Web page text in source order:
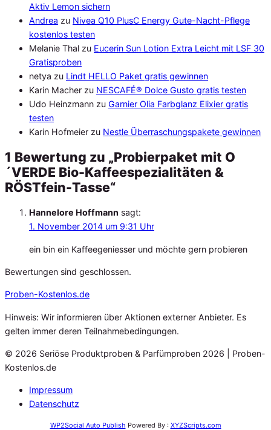
Aktiv Lemon sichern
Andrea zu Nivea Q10 PlusC Energy Gute-Nacht-Pflege
kostenlos testen
Melanie Thal zu Eucerin Sun Lotion Extra Leicht mit LSF 30
Gratisproben
netya zu Lindt HELLO Paket gratis gewinnen
Karin Macher zu NESCAFÉ® Dolce Gusto gratis testen
Udo Heinzmann zu Garnier Olia Farbglanz Elixier gratis
testen
Karin Hofmeier zu Nestle Überraschungspakete gewinnen
1 Bewertung zu „Probierpaket mit O
´VERDE Bio-Kaffeespezialitäten &
RÖSTfein-Tasse“
Hannelore Hoffmann sagt:
1. November 2014 um 9:31 Uhr
ein bin ein Kaffeegeniesser und möchte gern probieren
Bewertungen sind geschlossen.
Proben-Kostenlos.de
Hinweis: Wir informieren über Aktionen externer Anbieter. Es
gelten immer deren Teilnahmebedingungen.
© 2026 Seriöse Produktproben & Parfümproben 2026 | Proben-
Kostenlos.de
Impressum
Datenschutz
WP2Social Auto Publish Powered By : XYZScripts.com